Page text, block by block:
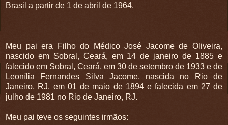
Brasil a partir de 1 de abril de 1964.
Meu pai era Filho do Médico José Jacome de Oliveira,
nascido em Sobral, Ceará, em 14 de janeiro de 1885 e
falecido em Sobral, Ceará, em 30 de setembro de 1933 e de
Leonília Fernandes Silva Jacome, nascida no Rio de
Janeiro, RJ, em 01 de maio de 1894 e falecida em 27 de
julho de 1981 no Rio de Janeiro, RJ.
Meu pai teve os seguintes irmãos: